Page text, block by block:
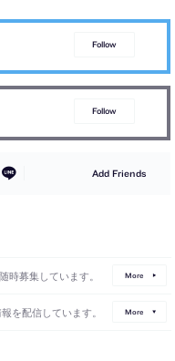
Follow
Follow
Add Friends
時募集しています。 More
を配信しています。 More